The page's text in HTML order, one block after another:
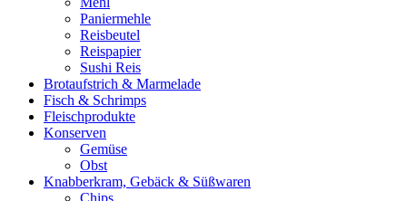
Paniermehle
Reisbeutel
Reispapier
Sushi Reis
Brotaufstrich & Marmelade
Fisch & Schrimps
Fleischprodukte
Konserven
Gemüse
Obst
Knabberkram, Gebäck & Süßwaren
Chips